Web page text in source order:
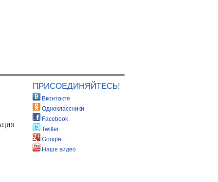
ПРИСОЕДИНЯЙТЕСЬ!
Вконтакте
Одноклассники
Facebook
Twitter
Google+
Наше видео